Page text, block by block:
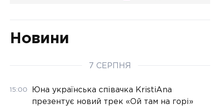
Новини
7 СЕРПНЯ
15:00
Юна українська співачка KristiAna
презентує новий трек «Ой там на горі»